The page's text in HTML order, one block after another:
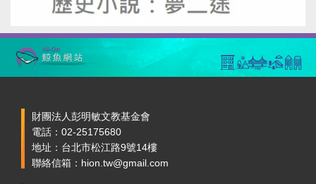
財團法人彭明敏文教基金會
電話：02-25175680
地址：台北市松江路9號14樓
聯絡信箱：hion.tw@gmail.com